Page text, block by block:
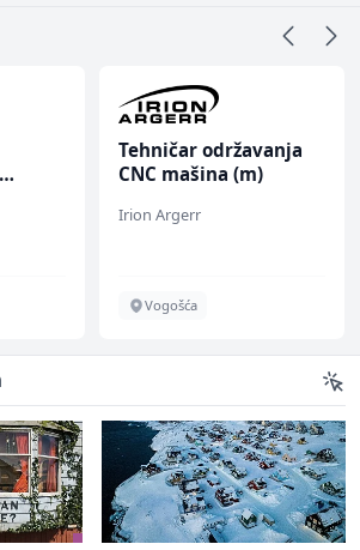
Tehničar održavanja
CNC mašina (m)
Irion Argerr
Vogošća